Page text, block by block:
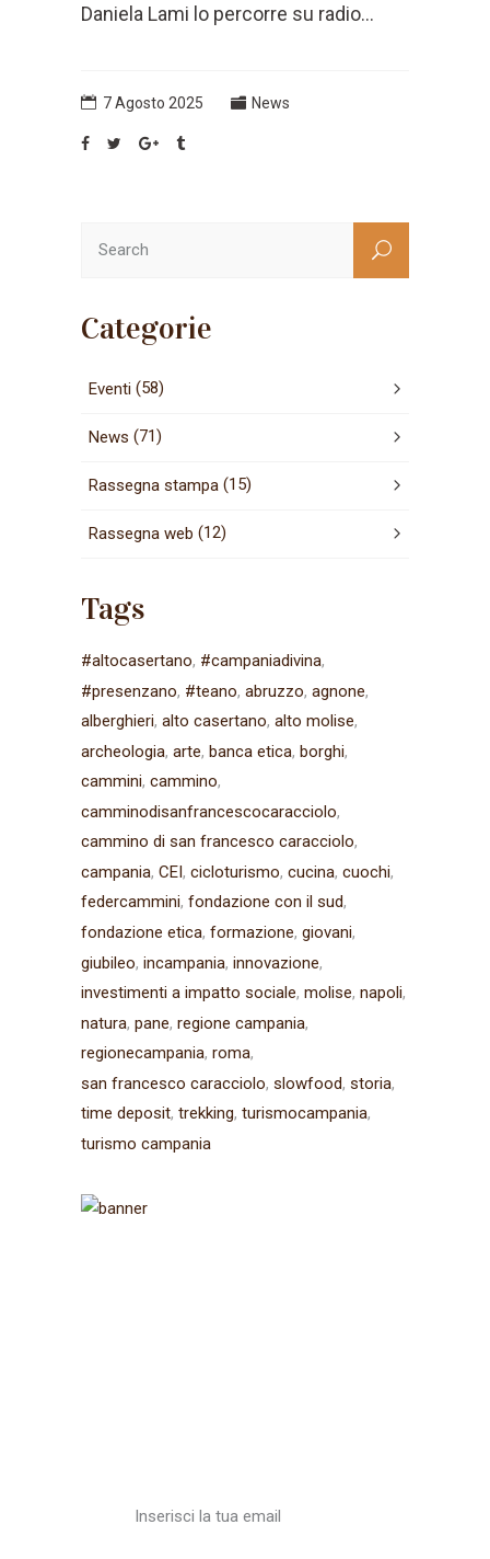
Daniela Lami lo percorre su radio...
7 Agosto 2025 News
Categorie
Eventi (58)
News (71)
Rassegna stampa (15)
Rassegna web (12)
Tags
#altocasertano #campaniadivina
#presenzano #teano abruzzo agnone
alberghieri alto casertano alto molise
archeologia arte banca etica borghi
cammini cammino
camminodisanfrancescocaracciolo
cammino di san francesco caracciolo
campania CEI cicloturismo cucina cuochi
federcammini fondazione con il sud
fondazione etica formazione giovani
giubileo incampania innovazione
investimenti a impatto sociale molise napoli
natura pane regione campania
regionecampania roma
san francesco caracciolo slowfood storia
time deposit trekking turismocampania
turismo campania